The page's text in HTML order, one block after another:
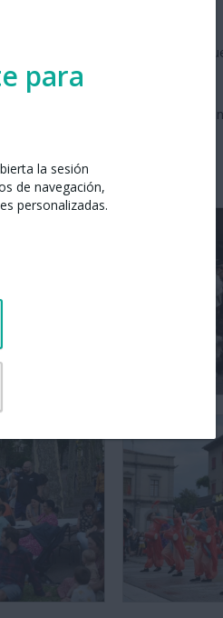
para
la sesión
de navegación,
personalizadas.
internacional.
son un lenguaje universal
la diversidad cultural y la